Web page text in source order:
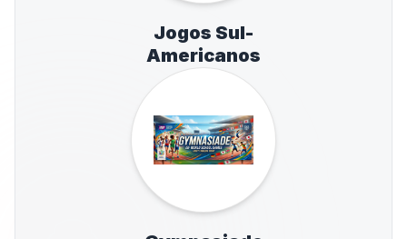
Jogos Sul-
Americanos